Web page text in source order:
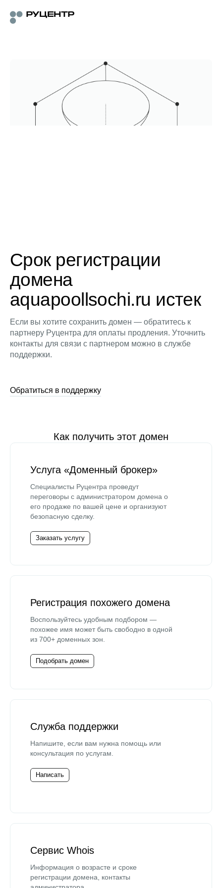
Срок регистрации
домена
aquapoollsochi.ru истек
Если вы хотите сохранить домен — обратитесь к
партнеру Руцентра для оплаты продления. Уточнить
контакты для связи с партнером можно в службе
поддержки.
Обратиться в поддержку
Как получить этот домен
Услуга «Доменный брокер»
Специалисты Руцентра проведут
переговоры с администратором домена о
его продаже по вашей цене и организуют
безопасную сделку.
Заказать услугу
Регистрация похожего домена
Воспользуйтесь удобным подбором —
похожее имя может быть свободно в одной
из 700+ доменных зон.
Подобрать домен
Служба поддержки
Напишите, если вам нужна помощь или
консультация по услугам.
Написать
Сервис Whois
Информация о возрасте и сроке
регистрации домена, контакты